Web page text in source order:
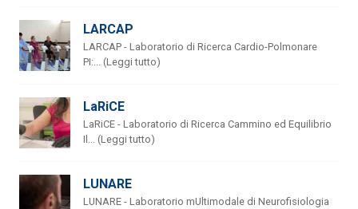
LARCAP
LARCAP - Laboratorio di Ricerca Cardio-Polmonare
PI:... (Leggi tutto)
LaRiCE
LaRiCE - Laboratorio di Ricerca Cammino ed Equilibrio
Il... (Leggi tutto)
LUNARE
LUNARE - Laboratorio mUltimodale di Neurofisiologia